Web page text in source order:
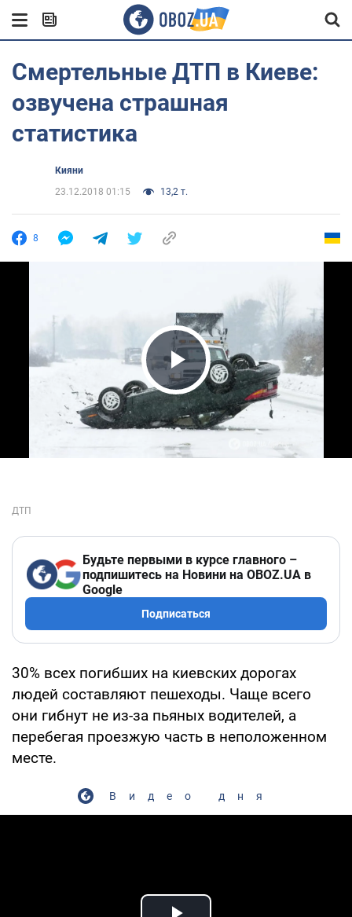
Смертельные ДТП в Киеве:
озвучена страшная
статистика
Кияни
23.12.2018 01:15
13,2 т.
8
Play Video
Будьте первыми в курсе главного –
подпишитесь на Новини на OBOZ.UA в
Google
Подписаться
30% всех погибших на киевских дорогах
людей составляют пешеходы. Чаще всего
они гибнут не из-за пьяных водителей, а
перебегая проезжую часть в неположенном
месте.
Видео дня